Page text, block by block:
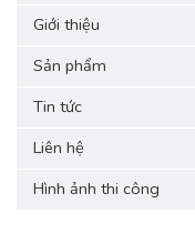
Giới thiệu
Sản phẩm
Tin tức
Liên hệ
Hình ảnh thi công